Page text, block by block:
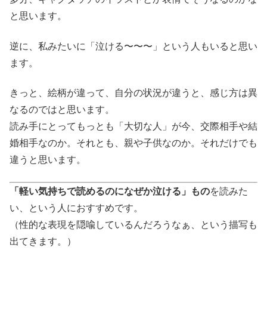
と思います。
逆に、私みたいに「泣ける〜〜〜」という人もいると思い
ます。
きっと、絵柄が違って、自分の状況が違うと、感じ方は異
なるのではと思います。
読み手にとってもっとも「大切な人」が今、交際相手や結
婚相手なのか。それとも、親や子供なのか。それだけでも
違うと思います。
「軽い気持ちで読めるのになぜか泣ける」ものを読みた
い、という人におすすめです。
（性的な表現を隠喩しているんだろうなぁ、という描写も
出てきます。）